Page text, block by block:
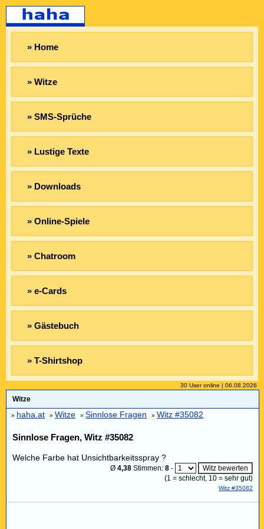
» Home
» Witze
» SMS-Sprüche
» Lustige Texte
» Downloads
» Online-Spiele
» Chatroom
» e-Cards
» Gästebuch
» T-Shirtshop
30 User online | 06.08.2026
Witze
» haha.at » Witze » Sinnlose Fragen » Witz #35082
Sinnlose Fragen, Witz #35082
Welche Farbe hat Unsichtbarkeitsspray ?
Ø 4,38 Stimmen: 8 -
(1 = schlecht, 10 = sehr gut)
Witz #35082